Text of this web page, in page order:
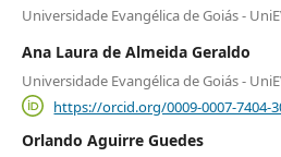
Universidade Evangélica de Goiás -
Ana Laura de Almeida Geraldo
Universidade Evangélica de Goiás -
https://orcid.org/0009-0007-7404-
Orlando Aguirre Guedes